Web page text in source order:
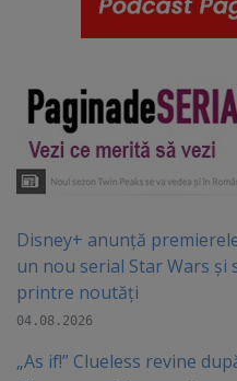
Disney+ anunță
un nou serial Star Wars și
printre noutăți
04.08.2026
„As if!” Clueless revine